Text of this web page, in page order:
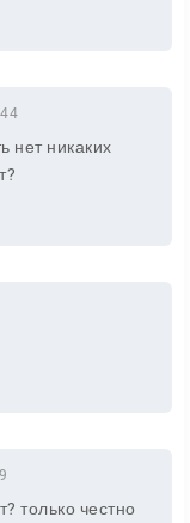
нет никаких
только честно